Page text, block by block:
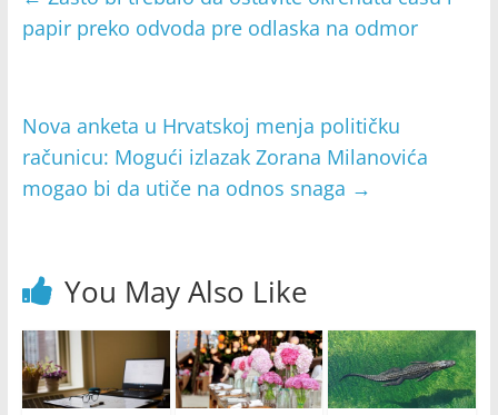
papir preko odvoda pre odlaska na odmor
Nova anketa u Hrvatskoj menja političku
računicu: Mogući izlazak Zorana Milanovića
mogao bi da utiče na odnos snaga →
You May Also Like